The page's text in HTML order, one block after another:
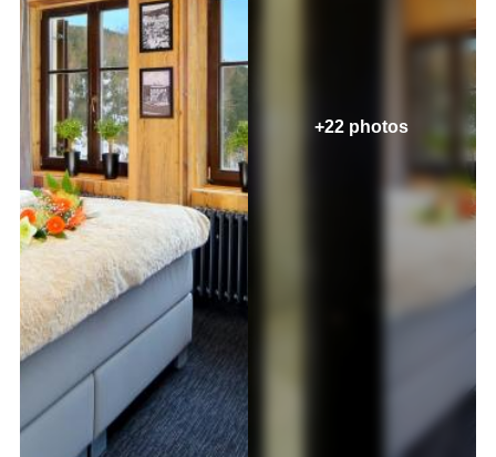
+22 photos